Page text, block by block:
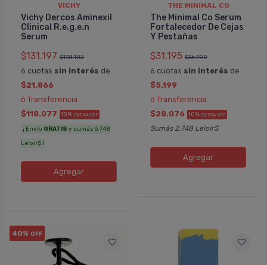
VICHY
Vichy Dercos Aminexil
Clinical R.e.g.e.n
Serum
$131.197 $138.102
6 cuotas sin interés de
$21.866
ó Transferencia
$118.077 10% EXTRA OFF
¡ Envío GRATIS y sumás 6.748
Leloir$ !
Agregar
THE MINIMAL CO
The Minimal Co Serum
Fortalecedor De Cejas
Y Pestañas
$31.195 $36.700
6 cuotas sin interés de
$5.199
ó Transferencia
$28.076 10% EXTRA OFF
Sumás 2.748 Leloir$
Agregar
40% OFF